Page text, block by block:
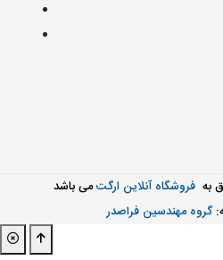
به فروشگاه آنلاین ارگتمی باشد
گروه مهندسین فراصدر